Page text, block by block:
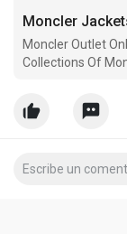
Moncler
Moncler Outlet
Collections Of